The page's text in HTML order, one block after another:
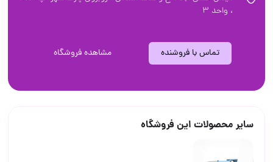
، واحد ۳
تماس با فروشنده مشاهده فروشگاه
سایر محصولات این فروشگاه